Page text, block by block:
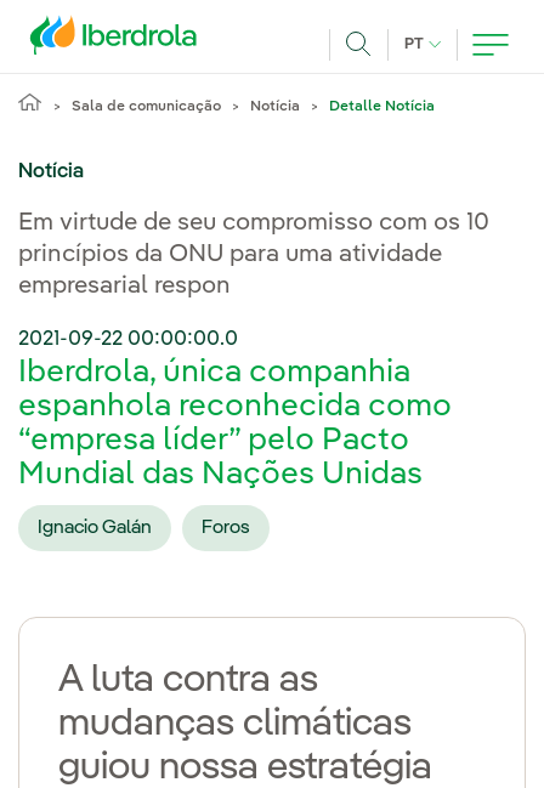
PT IDIOMA ATUAL,
Sala de comunicação Notícia Detalle Notícia
Notícia
Em virtude de seu compromisso com os 10
princípios da ONU para uma atividade
empresarial respon
2021-09-22 00:00:00.0
Iberdrola, única companhia
espanhola reconhecida como
“empresa líder” pelo Pacto
Mundial das Nações Unidas
Ignacio Galán Foros
A luta contra as
mudanças climáticas
guiou nossa estratégia